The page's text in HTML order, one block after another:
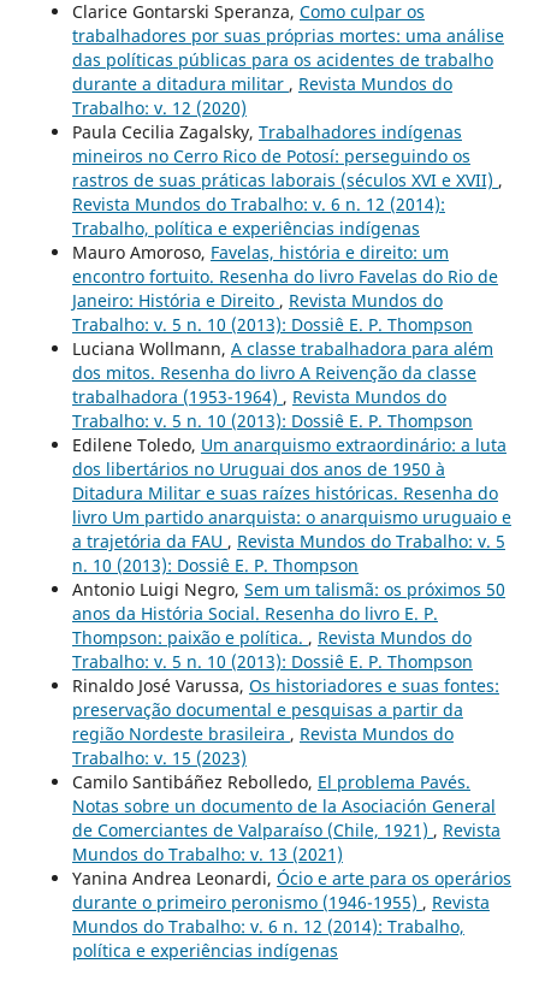
Clarice Gontarski Speranza, Como culpar os
trabalhadores por suas próprias mortes: uma análise
das políticas públicas para os acidentes de trabalho
durante a ditadura militar , Revista Mundos do
Trabalho: v. 12 (2020)
Paula Cecilia Zagalsky, Trabalhadores indígenas
mineiros no Cerro Rico de Potosí: perseguindo os
rastros de suas práticas laborais (séculos XVI e XVII) ,
Revista Mundos do Trabalho: v. 6 n. 12 (2014):
Trabalho, política e experiências indígenas
Mauro Amoroso, Favelas, história e direito: um
encontro fortuito. Resenha do livro Favelas do Rio de
Janeiro: História e Direito , Revista Mundos do
Trabalho: v. 5 n. 10 (2013): Dossiê E. P. Thompson
Luciana Wollmann, A classe trabalhadora para além
dos mitos. Resenha do livro A Reivenção da classe
trabalhadora (1953-1964) , Revista Mundos do
Trabalho: v. 5 n. 10 (2013): Dossiê E. P. Thompson
Edilene Toledo, Um anarquismo extraordinário: a luta
dos libertários no Uruguai dos anos de 1950 à
Ditadura Militar e suas raízes históricas. Resenha do
livro Um partido anarquista: o anarquismo uruguaio e
a trajetória da FAU , Revista Mundos do Trabalho: v. 5
n. 10 (2013): Dossiê E. P. Thompson
Antonio Luigi Negro, Sem um talismã: os próximos 50
anos da História Social. Resenha do livro E. P.
Thompson: paixão e política. , Revista Mundos do
Trabalho: v. 5 n. 10 (2013): Dossiê E. P. Thompson
Rinaldo José Varussa, Os historiadores e suas fontes:
preservação documental e pesquisas a partir da
região Nordeste brasileira , Revista Mundos do
Trabalho: v. 15 (2023)
Camilo Santibáñez Rebolledo, El problema Pavés.
Notas sobre un documento de la Asociación General
de Comerciantes de Valparaíso (Chile, 1921) , Revista
Mundos do Trabalho: v. 13 (2021)
Yanina Andrea Leonardi, Ócio e arte para os operários
durante o primeiro peronismo (1946-1955) , Revista
Mundos do Trabalho: v. 6 n. 12 (2014): Trabalho,
política e experiências indígenas